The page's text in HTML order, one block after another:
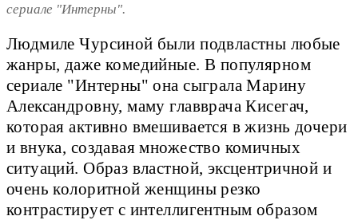
сериале "Интерны".
Людмиле Чурсиной были подвластны любые
жанры, даже комедийные. В популярном
сериале "Интерны" она сыграла Марину
Александровну, маму главврача Кисегач,
которая активно вмешивается в жизнь дочери
и внука, создавая множество комичных
ситуаций. Образ властной, эксцентричной и
очень колоритной женщины резко
контрастирует с интеллигентным образом